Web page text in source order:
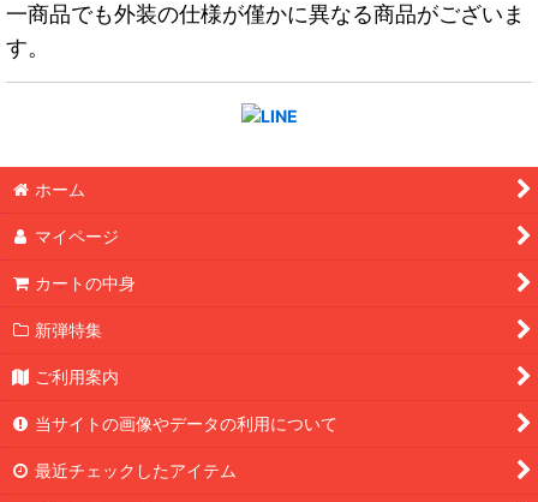
一商品でも外装の仕様が僅かに異なる商品がございま
す。
ホーム
マイページ
カートの中身
新弾特集
ご利用案内
当サイトの画像やデータの利用について
最近チェックしたアイテム